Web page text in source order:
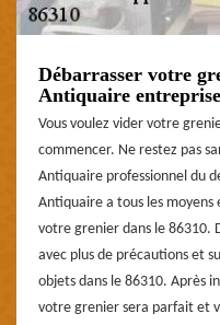
Débarrasser votre
Antiquaire
Vous voulez vider votre
commencer. Ne restez pas
Antiquaire professionnel du
Antiquaire a tous les
votre grenier dans le 86310.
avec plus de précautions et
objets dans le 86310. Après
votre grenier sera parfait et